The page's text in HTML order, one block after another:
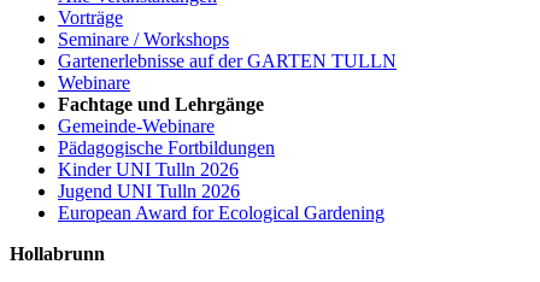
Vorträge
Seminare / Workshops
Gartenerlebnisse auf der GARTEN TULLN
Webinare
Fachtage und Lehrgänge
Gemeinde-Webinare
Pädagogische Fortbildungen
Kinder UNI Tulln 2026
Jugend UNI Tulln 2026
European Award for Ecological Gardening
Hollabrunn